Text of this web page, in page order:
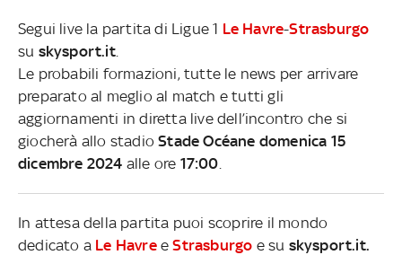
Segui live la partita di Ligue 1 Le Havre-Strasburgo
su skysport.it.
Le probabili formazioni, tutte le news per arrivare
preparato al meglio al match e tutti gli
aggiornamenti in diretta live dell’incontro che si
giocherà allo stadioStade Océane domenica 15
dicembre 2024 alle ore 17:00
In attesa della partita puoi scoprire il mondo
dedicato a Le HavreeStrasburgo e su skysport.it.